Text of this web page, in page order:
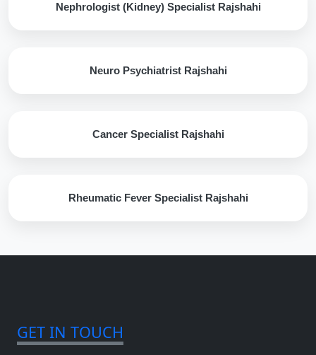
Nephrologist (Kidney) Specialist Rajshahi
Neuro Psychiatrist Rajshahi
Cancer Specialist Rajshahi
Rheumatic Fever Specialist Rajshahi
GET IN TOUCH